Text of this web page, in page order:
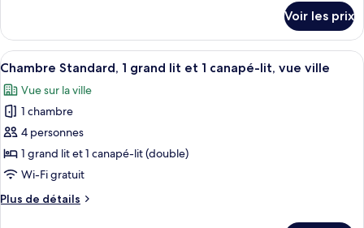
Suite,
très
grand
lit
et
1
canapé-
lit
le
type
de
Suite,
très
grand
lit
et
canapé-
Voir les prix
Afficher
toutes
les
photos
pour
ce
type
chambre :
Une chambre d’hôtel comprenant
5
Chambre Standard, 1 grand lit et 1 canapé-lit, vue ville
Vue sur la ville
1 chambre
4 personnes
1 grand lit et 1 canapé-lit (double)
Wi-Fi gratuit
Plus de détails
Plus